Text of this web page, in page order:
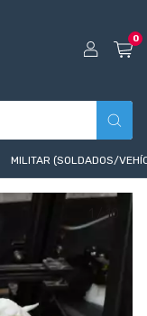
0
MILITAR (SOLDADOS/
/10